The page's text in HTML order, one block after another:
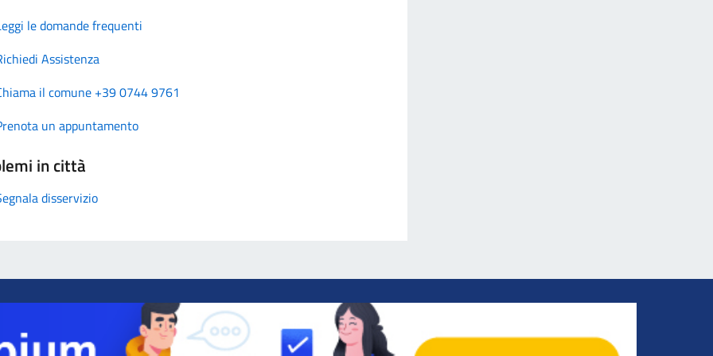
le domande frequenti
Assistenza
il comune +39 0744 9761
un appuntamento
in città
disservizio